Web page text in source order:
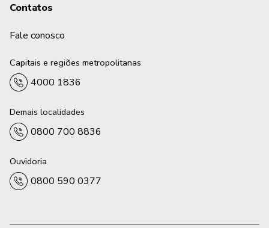
Contatos
Fale conosco
Capitais e regiões metropolitanas
4000 1836
Demais localidades
0800 700 8836
Ouvidoria
0800 590 0377